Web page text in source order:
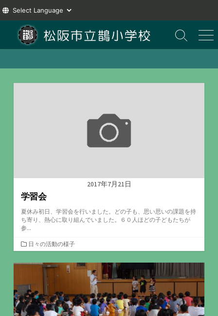
テ
検
索
り
え
メ
ニ
ー
2017年7月21日
学習会
夏休み初日、学習会を行いました。どの子も、思い思いの課題を持
ち寄り、熱心に取り組んでいました。６０人ほどの子どもたちが
参...
カ
テ
ゴ
日々の活動の様子